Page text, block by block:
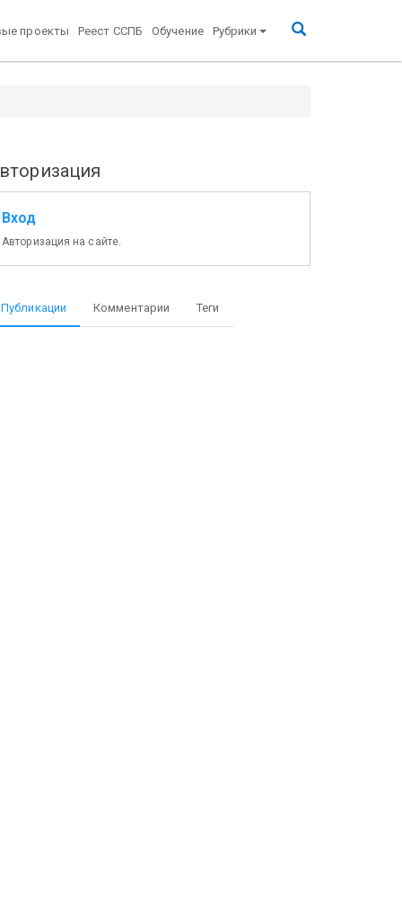
проекты Реест ССПБ Обучение Рубрики
Вход
Авторизация на сайте.
Публикации Комментарии Теги